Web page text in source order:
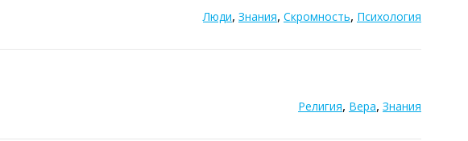
Люди, Знания, Скромность, Психология
Религия, Вера, Знания